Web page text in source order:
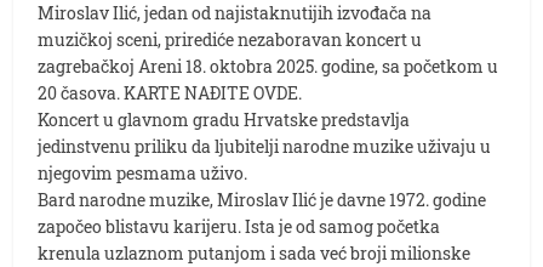
Miroslav Ilić, jedan od najistaknutijih izvođača na
muzičkoj sceni, prirediće nezaboravan koncert u
zagrebačkoj Areni 18. oktobra 2025. godine, sa početkom u
20 časova. KARTE NAĐITE OVDE.
Koncert u glavnom gradu Hrvatske predstavlja
jedinstvenu priliku da ljubitelji narodne muzike uživaju u
njegovim pesmama uživo.
Bard narodne muzike, Miroslav Ilić je davne 1972. godine
započeo blistavu karijeru. Ista je od samog početka
krenula uzlaznom putanjom i sada već broji milionske